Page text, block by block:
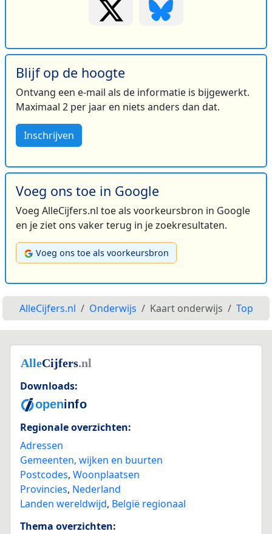
Blijf op de hoogte
Ontvang een e-mail als de informatie is bijgewerkt.
Maximaal 2 per jaar en niets anders dan dat.
Inschrijven
Voeg ons toe in Google
Voeg AlleCijfers.nl toe als voorkeursbron in Google
en je ziet ons vaker terug in je zoekresultaten.
Voeg ons toe als voorkeursbron
AlleCijfers.nl Onderwijs Kaart onderwijs Top
Downloads:
Regionale overzichten:
Adressen
Gemeenten, wijken en buurten
Postcodes, Woonplaatsen
Provincies, Nederland
Landen wereldwijd, België regionaal
Thema overzichten: